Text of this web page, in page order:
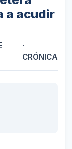
a acudir
·
CRÓNICA